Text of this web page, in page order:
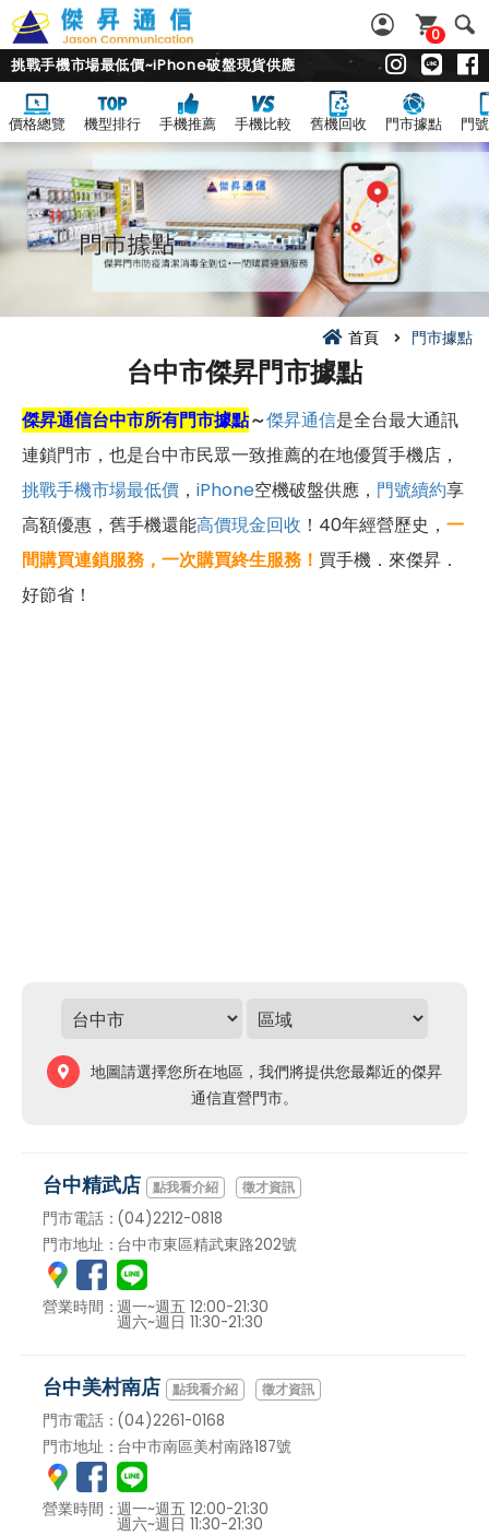
0
挑戰手機市場最低價~iPhone破盤現貨供應
價格總覽 機型排行 手機推薦 手機比較 舊機回收 門市據點 門
首頁 門市據點
台中市傑昇門市據點
傑昇通信台中市所有門市據點～傑昇通信是全台最大通訊
連鎖門市，也是台中市民眾一致推薦的在地優質手機店，
挑戰手機市場最低價 ， iPhone空機破盤供應， 門號續約享
高額優惠，舊手機還能高價現金回收 ！40年經營歷史， 一
間購買連鎖服務，一次購買終生服務 ！ 買手機．來傑昇．
好節省！
地圖請選擇您所在地區，我們將提供您最鄰近的傑昇
通信直營門市。
台中精武店 徵才資訊
門市電話：(04)2212-0818
門市地址：台中市東區精武東路202號
營業時間：週一~週五 12:00-21:30
週六~週日 11:30-21:30
台中美村南店 徵才資訊
門市電話：(04)2261-0168
門市地址：台中市南區美村南路187號
營業時間：週一~週五 12:00-21:30
週六~週日 11:30-21:30